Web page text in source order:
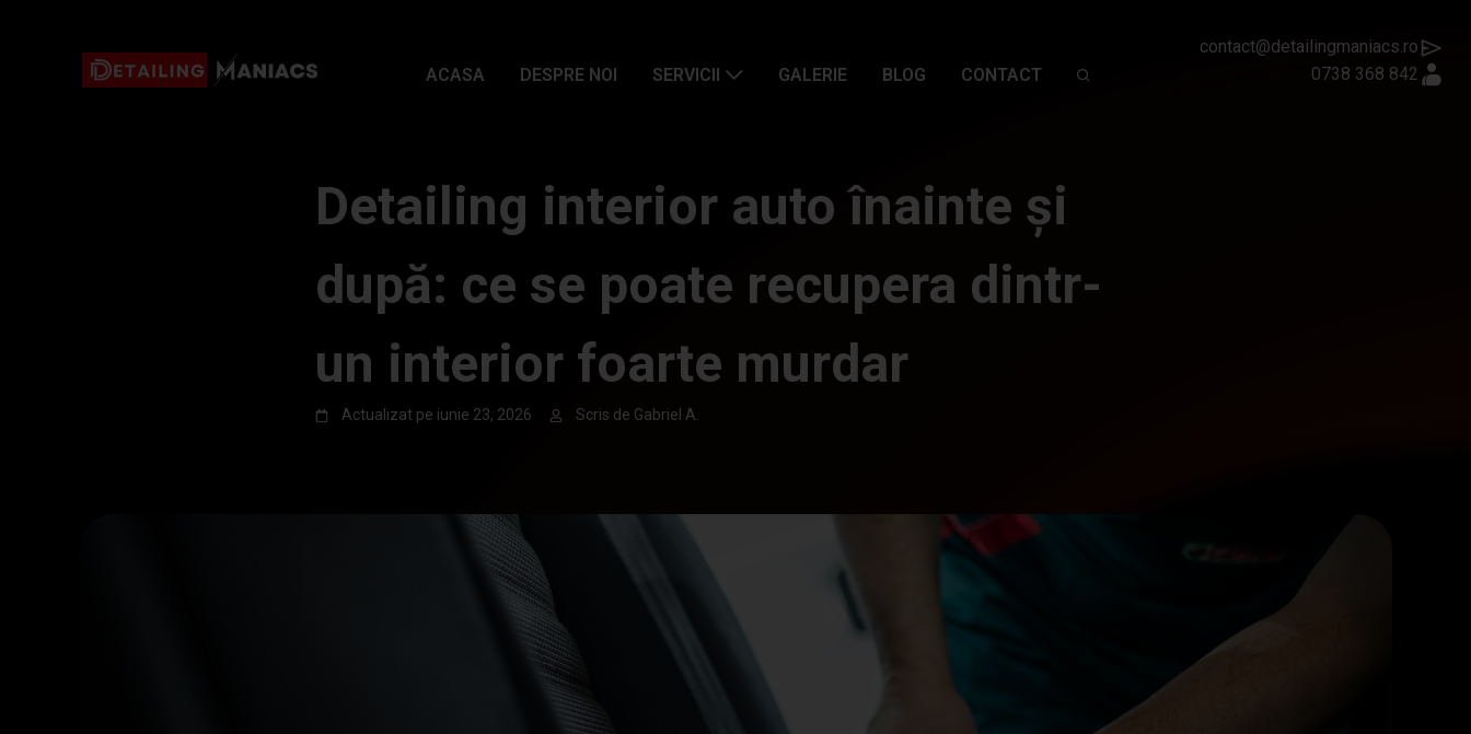
ACASA DESPRE NOI SERVICII GALERIE BLOG CONTACT
contact@detailingmaniacs.ro
0738 368 842
Detailing interior auto înainte și
după: ce se poate recupera dintr-
un interior foarte murdar
Actualizat pe iunie 23, 2026 Scris de Gabriel A.